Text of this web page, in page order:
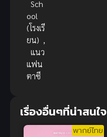
Sch
ool
(โรงเรี
ยน) ,
แนว
แฟน
ตาซี
เรื่องอื่นๆที่น่าสนใจ
พากย์ไทย